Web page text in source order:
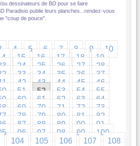
dessinateurs de BD pour se faire
Paradisio publie leurs planches...rendez-vous
"coup de pouce".
4 5 6 7 8 9
10
15 16 17 18
19
24 25 26 27
28
33 34 35 36
37
42 43 44 45
46
51 52 53 54
55
60 61 62 63
64
69 70 71 72
73
78 79 80 81
82
87 88 89 90
91
96 97 98 99
100
104 105 106 107 108